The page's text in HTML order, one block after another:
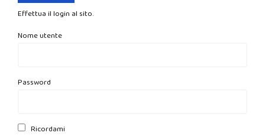
Effettua il login al sito.
Nome utente
Password
Ricordami